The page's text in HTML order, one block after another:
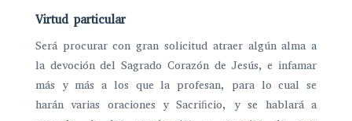
Virtud particular
Será procurar con gran solicitud atraer algún alma a
la devoción del Sagrado Corazón de Jesús, e infamar
más y más a los que la profesan, para lo cual se
harán varias oraciones y Sacriﬁcio, y se hablará a